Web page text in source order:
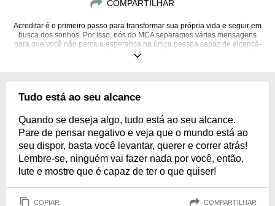
COMPARTILHAR
Acreditar é o primeiro passo para transformar sua própria vida e seguir em
busca dos sonhos. Por isso, nós do MCA separamos várias mensagens
para que você não perca a esperança na única pessoa capaz de alcançá-
los: você mesmo!
Tudo está ao seu alcance
Quando se deseja algo, tudo está ao seu alcance.
Pare de pensar negativo e veja que o mundo está ao
seu dispor, basta você levantar, querer e correr atrás!
Lembre-se, ninguém vai fazer nada por você, então,
lute e mostre que é capaz de ter o que quiser!
COPIAR COMPARTILHAR